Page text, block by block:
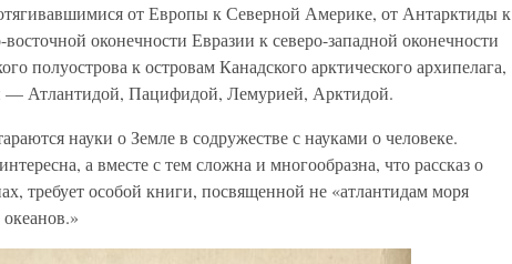
от Европы к Северной Америке, от Антарктиды к
оконечности Евразии к северо-западной оконечности
полуострова к островам Канадского арктического архипелага,
— Атлантидой, Пацифидой, Лемурией, Арктидой.
науки о Земле в содружестве с науками о человеке.
а вместе с тем сложна и многообразна, что рассказ о
требует особой книги, посвященной не «атлантидам моря